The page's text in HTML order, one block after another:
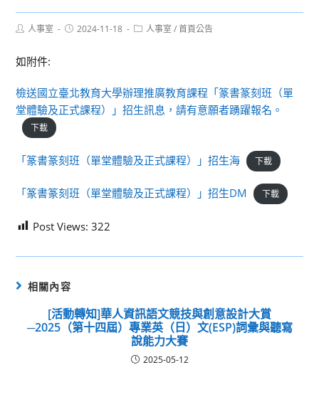
Post人事室
Post2024-11-18
Post人事室 / 首頁公告
如附件:
檢送國立臺北教育大學辦理推廣教育課程「篆書篆刻班（單
堂體驗及正式課程）」招生訊息，請有意願者踴躍報名。
下載
「篆書篆刻班（單堂體驗及正式課程）」招生海 下載
「篆書篆刻班（單堂體驗及正式課程）」招生DM 下載
Post Views: 322
相關內容
[活動轉知]華人資訊語文競技與創意設計大賞
─2025（第十四屆）專業英（日）文(ESP)詞彙與聽寫
說能力大賽
2025-05-12